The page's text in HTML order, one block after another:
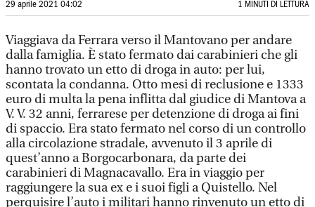
29 aprile 2021 04:02 1 MINUTI DI LETTURA
Viaggiava da Ferrara verso il Mantovano per andare
dalla famiglia. È stato fermato dai carabinieri che gli
hanno trovato un etto di droga in auto: per lui,
scontata la condanna. Otto mesi di reclusione e 1333
euro di multa la pena inflitta dal giudice di Mantova a
V. V. 32 anni, ferrarese per detenzione di droga ai fini
di spaccio. Era stato fermato nel corso di un controllo
alla circolazione stradale, avvenuto il 3 aprile di
quest’anno a Borgocarbonara, da parte dei
carabinieri di Magnacavallo. Era in viaggio per
raggiungere la sua ex e i suoi figli a Quistello. Nel
perquisire l’auto i militari hanno rinvenuto un etto di